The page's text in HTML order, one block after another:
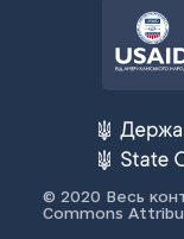
© 2020 Весь
Commons